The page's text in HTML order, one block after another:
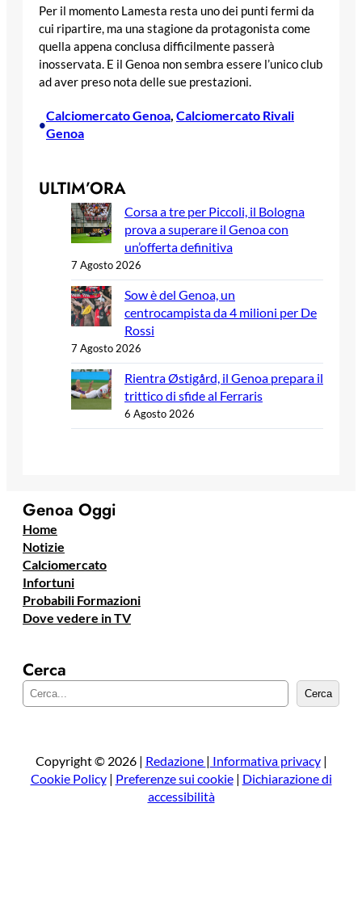
Per il momento Lamesta resta uno dei punti fermi da
cui ripartire, ma una stagione da protagonista come
quella appena conclusa difficilmente passerà
inosservata. E il Genoa non sembra essere l’unico club
ad aver preso nota delle sue prestazioni.
•
Calciomercato Genoa, Calciomercato Rivali
Genoa
ULTIM’ORA
Corsa a tre per Piccoli, il Bologna
prova a superare il Genoa con
un’offerta definitiva
7 Agosto 2026
Sow è del Genoa, un
centrocampista da 4 milioni per De
Rossi
7 Agosto 2026
Rientra Østigård, il Genoa prepara il
trittico di sfide al Ferraris
6 Agosto 2026
Genoa Oggi
Home
Notizie
Calciomercato
Infortuni
Probabili Formazioni
Dove vedere in TV
Cerca
e
a
Cerca
Copyright © 2026 | Redazione | Informativa privacy|
Cookie Policy| Preferenze sui cookie| Dichiarazione di
accessibilità